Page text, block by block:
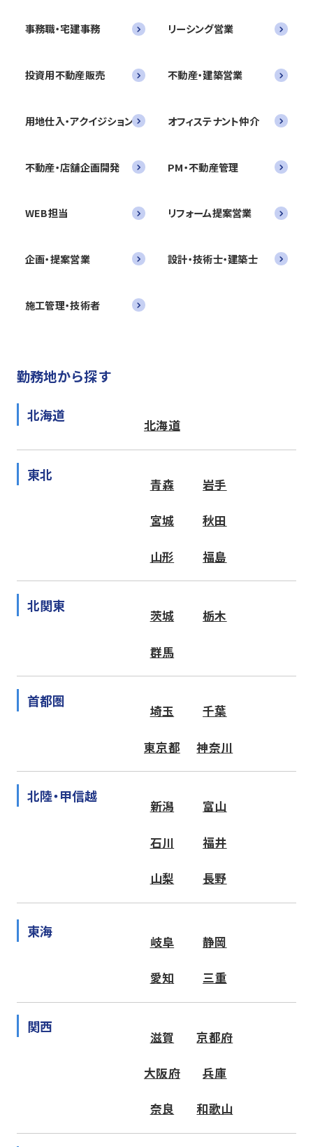
事務職・宅建事務 リーシング営業
投資用不動産販売 不動産・建築営業
用地仕入・アクイジション オフィステナント仲介
不動産・店舗企画開発 PM・不動産管理
WEB担当 リフォーム提案営業
企画・提案営業 設計・技術士・建築士
施工管理・技術者
勤務地から探す
北海道
北海道
東北
青森 岩手
宮城 秋田
山形 福島
北関東
茨城 栃木
群馬
首都圏
埼玉 千葉
東京都 神奈川
北陸・甲信越
新潟 富山
石川 福井
山梨 長野
東海
岐阜 静岡
愛知 三重
関西
滋賀 京都府
大阪府 兵庫
奈良 和歌山